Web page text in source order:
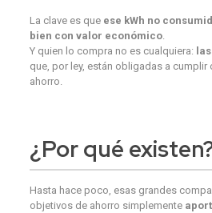
La clave es que ese kWh no
bien con valor económico.
Y quien lo compra no es cualquiera:
que, por ley, están obligadas a
ahorro.
¿Por qué existen
Hasta hace poco, esas grandes
objetivos de ahorro simplemente